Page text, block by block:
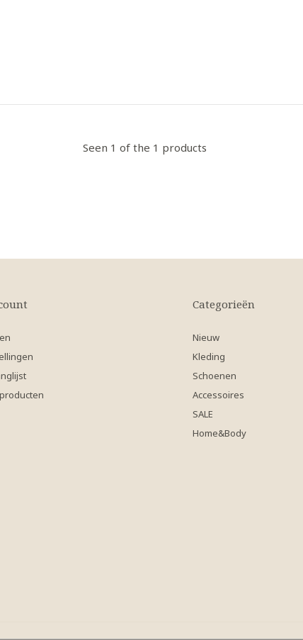
Seen 1 of the 1 products
Categorieën
Nieuw
Kleding
Schoenen
Accessoires
SALE
Home&Body